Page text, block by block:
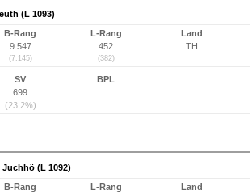
(L 1093)
B-Rang
9.547
(7.145)
L-Rang
452
(382)
Land
TH
SV
699
(23,2%)
BPL
(L 1092)
B-Rang
L-Rang
Land